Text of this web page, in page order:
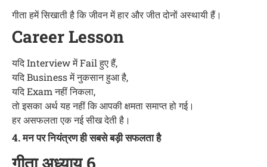
गीता हमें सिखाती है कि जीवन में हार और जीत दोनों अस्थायी हैं।
Career Lesson
यदि Interview में Fail हुए हैं,
यदि Business में नुकसान हुआ है,
यदि Exam नहीं निकला,
तो इसका अर्थ यह नहीं कि आपकी क्षमता समाप्त हो गई।
हर असफलता एक नई सीख देती है।
4. मन पर नियंत्रण ही सबसे बड़ी सफलता है